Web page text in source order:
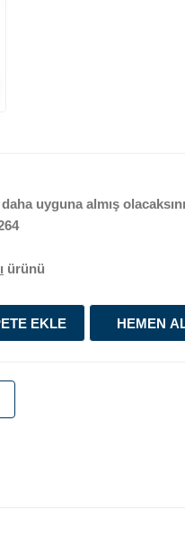
daha uyguna almış
ürünü
EKLE HEMEN